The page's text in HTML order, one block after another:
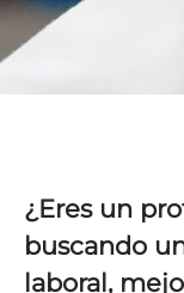
¿Eres un
buscando
laboral,